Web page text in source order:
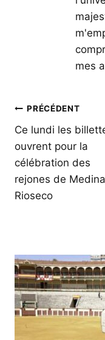
mes
Navigation
de
l’article
PRÉCÉDENT
Ce lundi les
ouvrent pour la
célébration des
rejones de
Rioseco